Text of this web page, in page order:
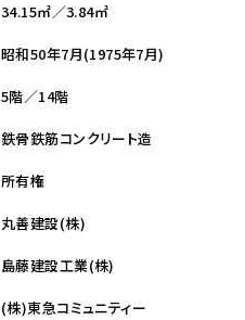
34.15㎡／3.84㎡
昭和50年7月(1975年7月)
5階／14階
鉄骨鉄筋コンクリート造
所有権
丸善建設(株)
島藤建設工業(株)
(株)東急コミュニティー